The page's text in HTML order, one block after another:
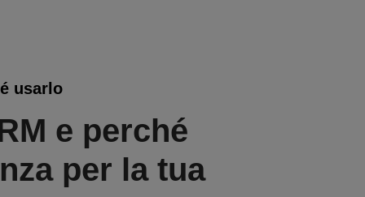
usarlo
e perché
per la tua